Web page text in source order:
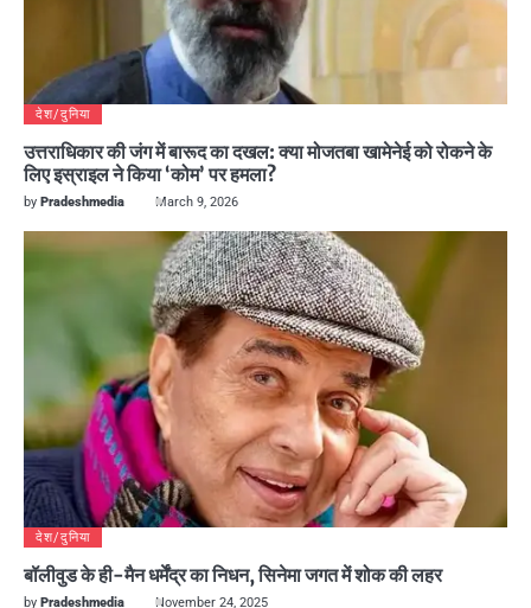
देश/दुनिया
उत्तराधिकार की जंग में बारूद का दखल: क्या मोजतबा खामेनेई को रोकने के
लिए इस्राइल ने किया ‘कोम’ पर हमला?
by Pradeshmedia March 9, 2026
देश/दुनिया
बॉलीवुड के ही-मैन धर्मेंद्र का निधन, सिनेमा जगत में शोक की लहर
by Pradeshmedia November 24, 2025